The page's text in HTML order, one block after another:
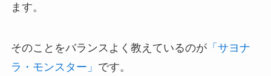
ます。
そのことをバランスよく教えているのが「サヨナ
ラ・モンスター」 です。